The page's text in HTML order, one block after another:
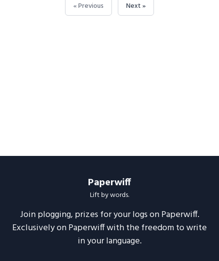
« Previous Next »
Paperwiff
Lift by words.
Join plogging, prizes for your logs on Paperwiff.
Exclusively on Paperwiff with the freedom to write
in your language.